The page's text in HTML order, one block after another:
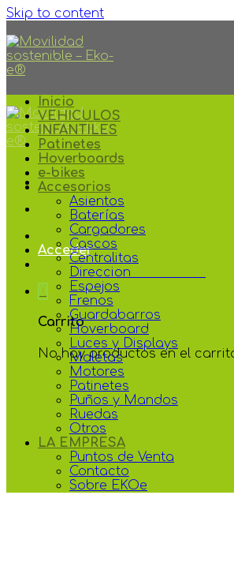
Skip to content
Acceder
0
Carrito
No hay productos en el
Inicio
VEHICULOS
INFANTILES
Patinetes
Hoverboards
e-bikes
Accesorios
Asientos
Baterías
Cargadores
Cascos
Centralitas
Direccion
Espejos
Frenos
Guardabarros
Hoverboard
Luces y Displays
Maletas
Motores
Patinetes
Puños y Mandos
Ruedas
Otros
LA EMPRESA
Puntos de Venta
Contacto
Sobre EKOe